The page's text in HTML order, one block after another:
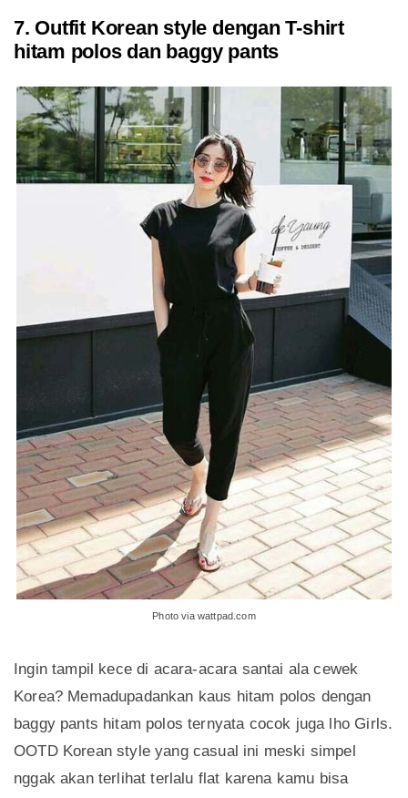
7. Outfit Korean style dengan T-shirt
hitam polos dan baggy pants
Photo via wattpad.com
Ingin tampil kece di acara-acara santai ala cewek
Korea? Memadupadankan kaus hitam polos dengan
baggy pants hitam polos ternyata cocok juga lho Girls.
OOTD Korean style yang casual ini meski simpel
nggak akan terlihat terlalu flat karena kamu bisa